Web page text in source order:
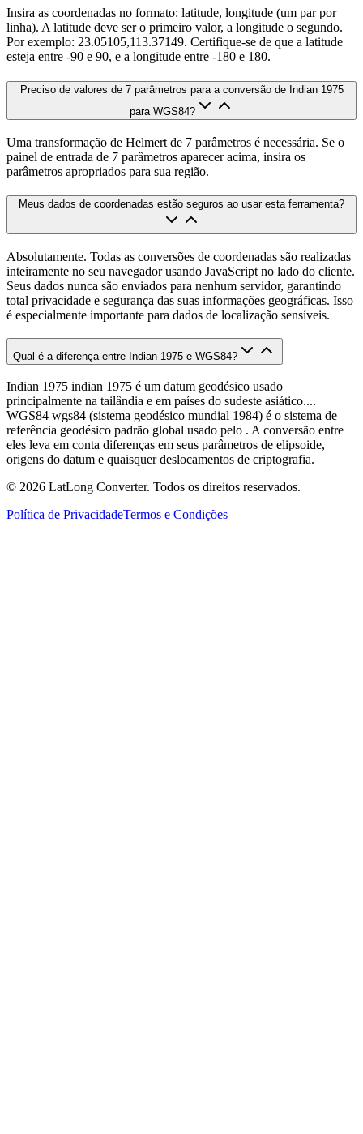
Insira as coordenadas no formato: latitude, longitude (um par por
linha). A latitude deve ser o primeiro valor, a longitude o segundo.
Por exemplo: 23.05105,113.37149. Certifique-se de que a latitude
esteja entre -90 e 90, e a longitude entre -180 e 180.
Preciso de valores de 7 parâmetros para a conversão de Indian 1975
para WGS84?
Uma transformação de Helmert de 7 parâmetros é necessária. Se o
painel de entrada de 7 parâmetros aparecer acima, insira os
parâmetros apropriados para sua região.
Meus dados de coordenadas estão seguros ao usar esta ferramenta?
Absolutamente. Todas as conversões de coordenadas são realizadas
inteiramente no seu navegador usando JavaScript no lado do cliente.
Seus dados nunca são enviados para nenhum servidor, garantindo
total privacidade e segurança das suas informações geográficas. Isso
é especialmente importante para dados de localização sensíveis.
Qual é a diferença entre Indian 1975 e WGS84?
Indian 1975 indian 1975 é um datum geodésico usado
principalmente na tailândia e em países do sudeste asiático....
WGS84 wgs84 (sistema geodésico mundial 1984) é o sistema de
referência geodésico padrão global usado pelo . A conversão entre
eles leva em conta diferenças em seus parâmetros de elipsoide,
origens do datum e quaisquer deslocamentos de criptografia.
© 2026 LatLong Converter. Todos os direitos reservados.
Política de PrivacidadeTermos e Condições